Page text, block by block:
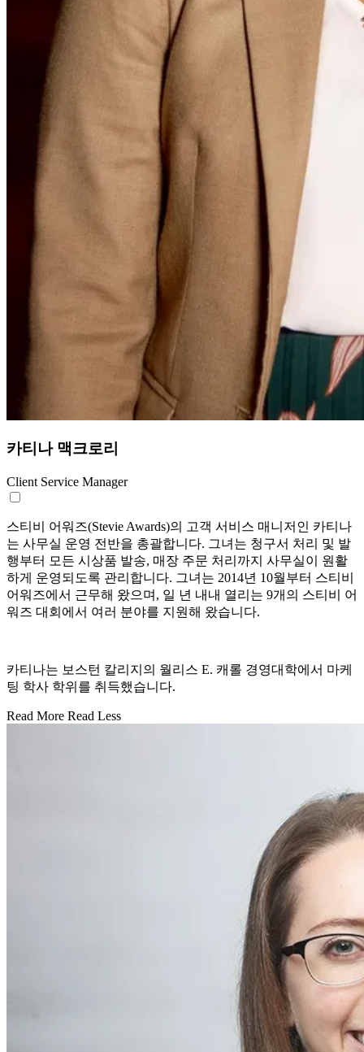
카티나 맥크로리
Client Service Manager
스티비 어워즈(Stevie Awards)의 고객 서비스 매니저인 카티나
는 사무실 운영 전반을 총괄합니다. 그녀는 청구서 처리 및 발
행부터 모든 시상품 발송, 매장 주문 처리까지 사무실이 원활
하게 운영되도록 관리합니다. 그녀는 2014년 10월부터 스티비
어워즈에서 근무해 왔으며, 일 년 내내 열리는 9개의 스티비 어
워즈 대회에서 여러 분야를 지원해 왔습니다.
카티나는 보스턴 칼리지의 월리스 E. 캐롤 경영대학에서 마케
팅 학사 학위를 취득했습니다.
Read More Read Less